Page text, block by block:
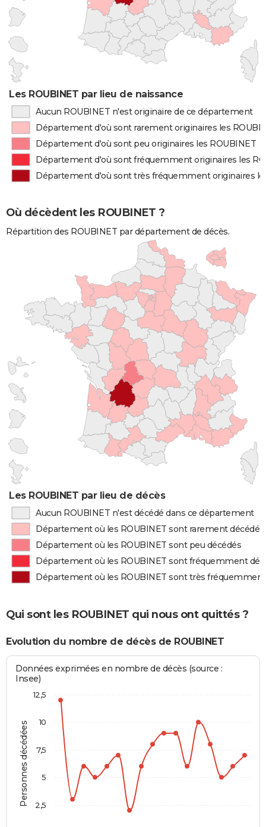
Les ROUBINET par lieu de naissance
Aucun ROUBINET n'est originaire de ce département
Département d'où sont rarement originaires les
Département d'où sont peu originaires les ROUBINET
Département d'où sont fréquemment originaires les
Département d'où sont très fréquemment originaires
Où décèdent les ROUBINET ?
Répartition des ROUBINET par département de décès.
Les ROUBINET par lieu de décès
Aucun ROUBINET n'est décédé dans ce département
Département où les ROUBINET sont rarement décédés
Département où les ROUBINET sont peu décédés
Département où les ROUBINET sont fréquemment
Département où les ROUBINET sont très
Qui sont les ROUBINET qui nous ont quittés ?
Evolution du nombre de décès de ROUBINET
Personnes décédées
Données exprimées en nombre de décès (source :
Insee)
2,5
5
7,5
10
12,5